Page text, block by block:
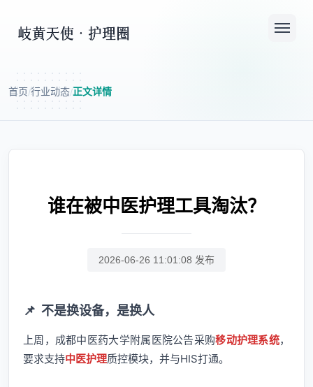
首页/行业动态/正文详情
谁在被中医护理工具淘汰？
2026-06-26 11:01:08 发布
📌 不是换设备，是换人
上周，成都中医药大学附属医院公告采购移动护理系统，
要求支持中医护理质控模块，并与HIS打通。